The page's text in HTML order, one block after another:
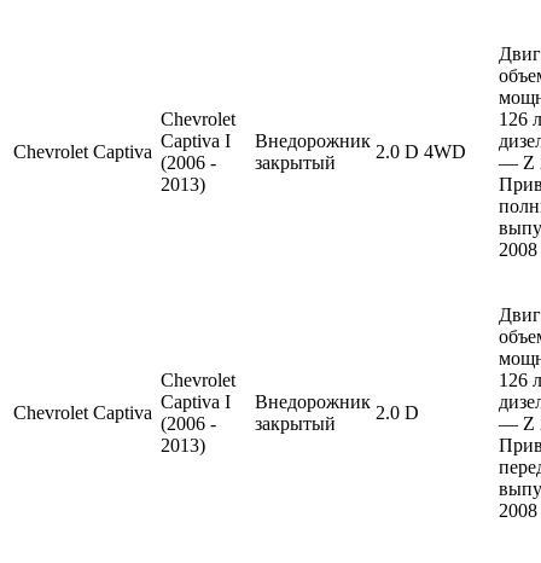
Chevrolet Captiva
Chevrolet
Captiva I
(2006 -
2013)
Внедорожник
закрытый
2.0 D 4WD
126
— Z
2008
Chevrolet Captiva
Chevrolet
Captiva I
(2006 -
2013)
Внедорожник
закрытый
2.0 D
126
— Z
2008